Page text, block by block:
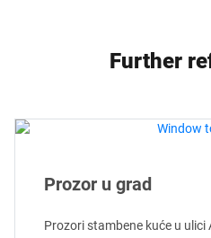
Further
Prozor u grad
Prozori stambene kuće u ulici